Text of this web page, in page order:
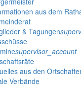
aus dem
& Tagungen
supervisor_account
aus den
Verbände